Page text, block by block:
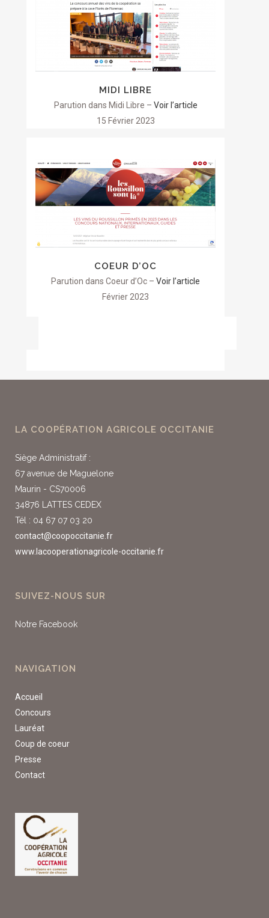
MIDI LIBRE
Parution dans Midi Libre – Voir l’article
15 Février 2023
COEUR D’OC
Parution dans Coeur d’Oc – Voir l’article
Février 2023
LA COOPÉRATION AGRICOLE OCCITANIE
Siège Administratif :
67 avenue de Maguelone
Maurin - CS70006
34876 LATTES CEDEX
Tél : 04 67 07 03 20
contact@coopoccitanie.fr
www.lacooperationagricole-occitanie.fr
SUIVEZ-NOUS SUR
Notre Facebook
NAVIGATION
Accueil
Concours
Lauréat
Coup de coeur
Presse
Contact